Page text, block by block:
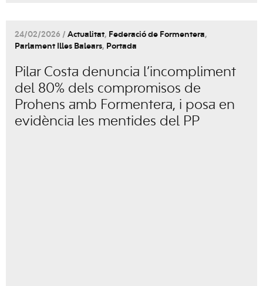
24/02/2026 / Actualitat, Federació de Formentera,
Parlament Illes Balears, Portada
Pilar Costa denuncia l’incompliment
del 80% dels compromisos de
Prohens amb Formentera, i posa en
evidència les mentides del PP